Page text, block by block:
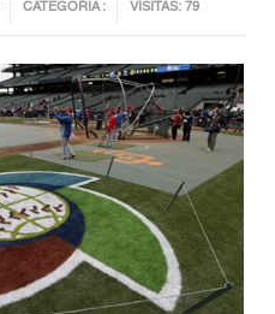
CATEGORIA : VISITAS: 79